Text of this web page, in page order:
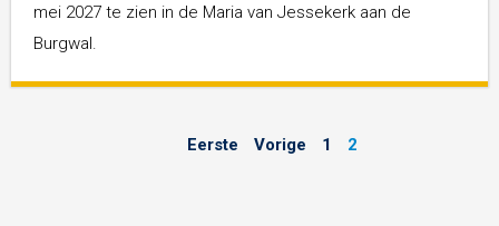
mei 2027 te zien in de Maria van Jessekerk aan de
Burgwal.
Eerste Vorige 1 2